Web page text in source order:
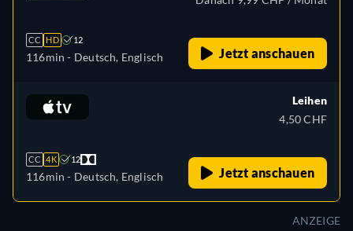
CC HD 12
116min - Deutsch, Englisch Jetzt anschauen
CC 4K 12
116min - Deutsch, Englisch
Leihen
4,50 CHF
Jetzt anschauen
ANZEIGE